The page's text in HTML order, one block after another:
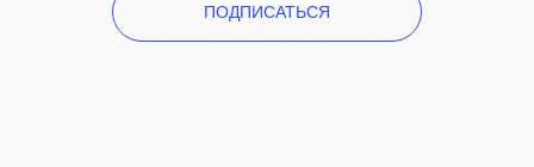
ПОДПИСАТЬСЯ